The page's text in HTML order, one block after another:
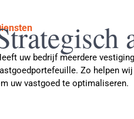
uw bedrijf meerdere
Zo helpen
uw vastgoed te optimaliseren.